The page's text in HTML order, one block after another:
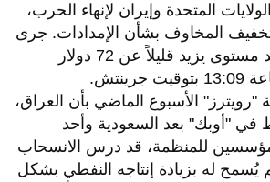
المتحدة وإيران لإنهاء الحرب،
المخاوف بشأن الإمدادات. جرى
تداول خام برنت عند مستوى يزيد قليلاً عن 72 دولار
"رويترز" الأسبوع الماضي بأن العراق،
في "أوبك" بعد السعودية وأحد
للمنظمة، قد درس الانسحاب
يُسمح له بزيادة إنتاجه النفطي بشكل